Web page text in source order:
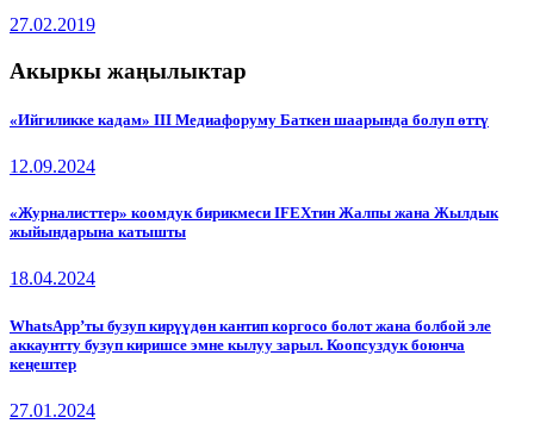
27.02.2019
Акыркы жаңылыктар
«Ийгиликке кадам» III Медиафоруму Баткен шаарында болуп өттү
12.09.2024
«Журналисттер» коомдук бирикмеси IFEXтин Жалпы жана Жылдык
жыйындарына катышты
18.04.2024
WhatsApp’ты бузуп кирүүдөн кантип коргосо болот жана болбой эле
аккаунтту бузуп киришсе эмне кылуу зарыл. Коопсуздук боюнча
кеңештер
27.01.2024